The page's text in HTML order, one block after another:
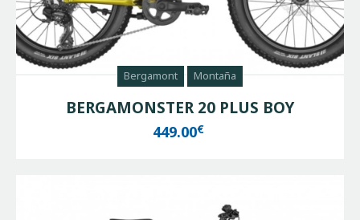
Bergamont Montaña
BERGAMONSTER 20 PLUS BOY
449.00€